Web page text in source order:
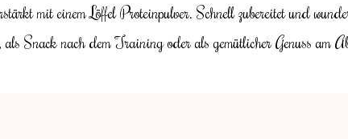
mit einem Löffel Proteinpulver. Schnell zubereitet und
als Snack nach dem Training oder als gemütlicher Genuss am